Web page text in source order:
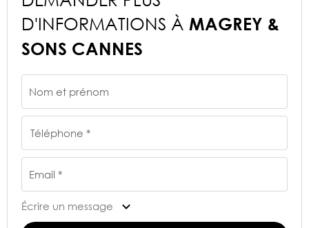
D'INFORMATIONS À MAGREY &
SONS CANNES
Nom et prénom
Téléphone *
Email *
Écrire un message